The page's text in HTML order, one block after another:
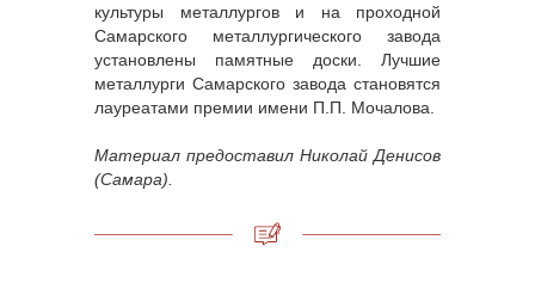
культуры металлургов и на проходной
Самарского металлургического завода
установлены памятные доски. Лучшие
металлурги Самарского завода становятся
лауреатами премии имени П.П. Мочалова.
Материал предоставил Николай Денисов
(Самара).